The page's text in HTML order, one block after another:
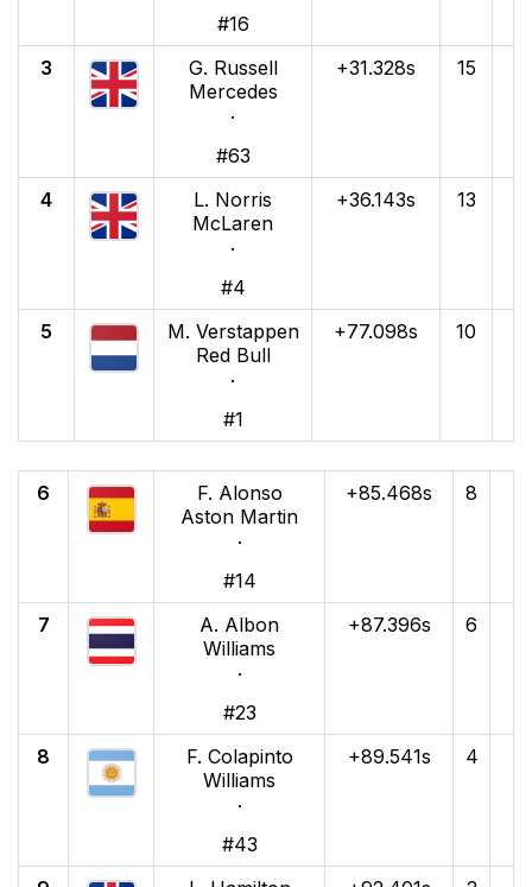
#16
3
G. Russell
Mercedes
·
#63
+31.328s 15
4
L. Norris
McLaren
·
#4
+36.143s 13
5
M. Verstappen
Red Bull
·
#1
+77.098s 10
6
F. Alonso
Aston Martin
·
#14
+85.468s 8
7
A. Albon
Williams
·
#23
+87.396s 6
8
F. Colapinto
Williams
·
#43
+89.541s 4